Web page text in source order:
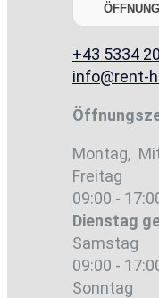
+43 5334
info@rent-
Montag,
Freitag
09:00 -
Dienstag
Samstag
09:00 -
Sonntag